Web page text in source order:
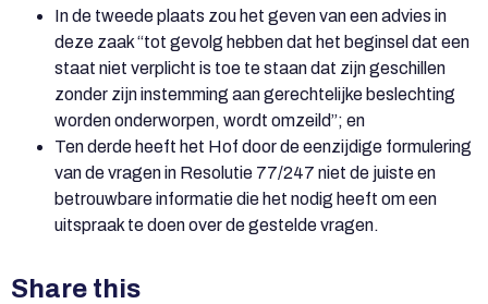
In de tweede plaats zou het geven van een advies in
deze zaak “tot gevolg hebben dat het beginsel dat een
staat niet verplicht is toe te staan dat zijn geschillen
zonder zijn instemming aan gerechtelijke beslechting
worden onderworpen, wordt omzeild”; en
Ten derde heeft het Hof door de eenzijdige formulering
van de vragen in Resolutie 77/247 niet de juiste en
betrouwbare informatie die het nodig heeft om een
uitspraak te doen over de gestelde vragen.
Share this